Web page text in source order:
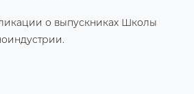
о выпускниках Школы